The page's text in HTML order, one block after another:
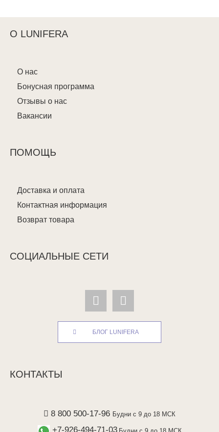
О LUNIFERA
О нас
Бонусная программа
Отзывы о нас
Вакансии
ПОМОЩЬ
Доставка и оплата
Контактная информация
Возврат товара
СОЦИАЛЬНЫЕ СЕТИ
БЛОГ LUNIFERA
КОНТАКТЫ
8 800 500-17-96 Будни с 9 до 18 МСК
+7-926-494-71-03 Будни с 9 до 18 МСК